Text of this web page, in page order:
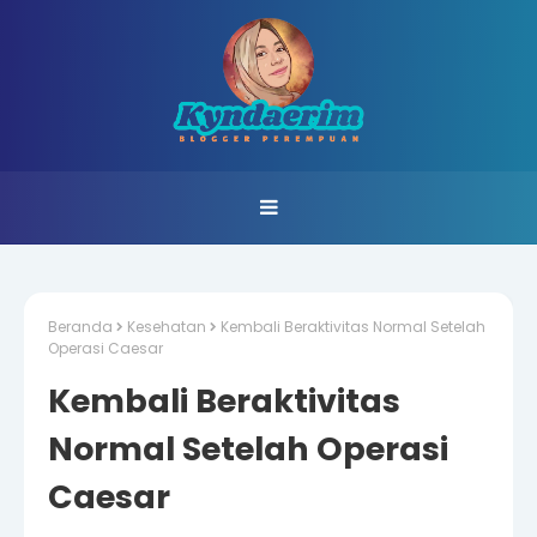
Beranda Kesehatan
Kembali Beraktivitas Normal Setelah
Operasi Caesar
Kembali Beraktivitas
Normal Setelah Operasi
Caesar